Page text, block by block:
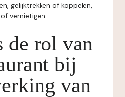
gelijktrekken of koppelen,
vernietigen.
de rol van
bij
van